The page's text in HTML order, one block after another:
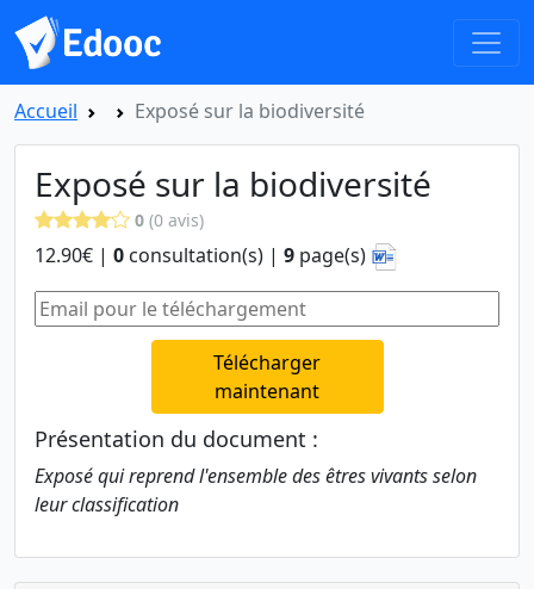
Accueil Exposé sur la biodiversité
Exposé sur la biodiversité
0 (0 avis)
12.90€ | 0 consultation(s) | 9 page(s)
Télécharger
maintenant
Présentation du document :
Exposé qui reprend l'ensemble des êtres vivants selon
leur classification